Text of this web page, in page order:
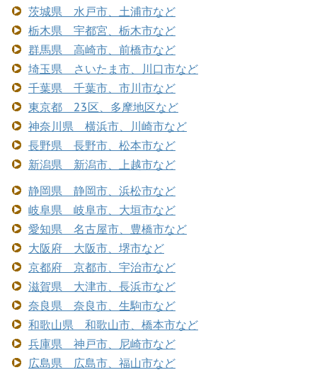
茨城県 水戸市、土浦市など
栃木県 宇都宮、栃木市など
群馬県 高崎市、前橋市など
埼玉県 さいたま市、川口市など
千葉県 千葉市、市川市など
東京都 23区、多摩地区など
神奈川県 横浜市、川崎市など
長野県 長野市、松本市など
新潟県 新潟市、上越市など
静岡県 静岡市、浜松市など
岐阜県 岐阜市、大垣市など
愛知県 名古屋市、豊橋市など
大阪府 大阪市、堺市など
京都府 京都市、宇治市など
滋賀県 大津市、長浜市など
奈良県 奈良市、生駒市など
和歌山県 和歌山市、橋本市など
兵庫県 神戸市、尼崎市など
広島県 広島市、福山市など